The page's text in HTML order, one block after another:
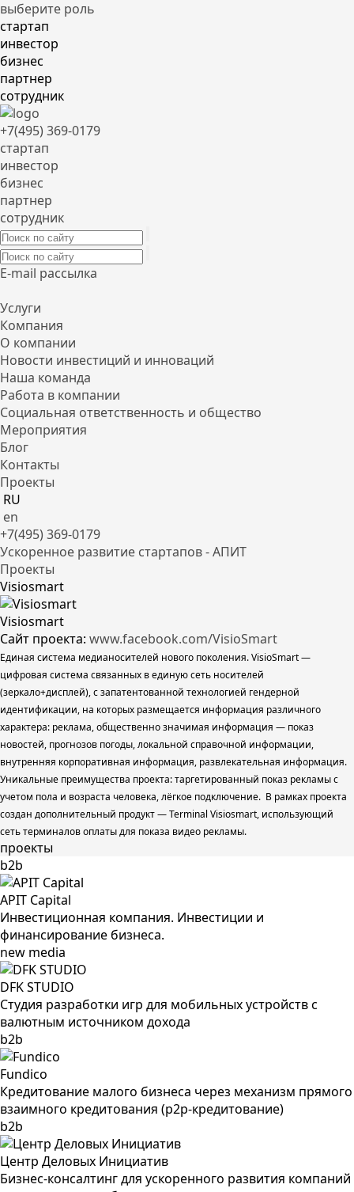
выберите роль
стартап
инвестор
бизнес
партнер
сотрудник
+7(495) 369-0179
стартап
инвестор
бизнес
партнер
сотрудник
E-mail рассылка
Услуги
Компания
О компании
Новости инвестиций и инноваций
Наша команда
Работа в компании
Социальная ответственность и общество
Мероприятия
Блог
Контакты
Проекты
RU
en
+7(495) 369-0179
Ускоренное развитие стартапов - АПИТ
Проекты
Visiosmart
Visiosmart
Сайт проекта: www.facebook.com/VisioSmart
Единая система медианосителей нового поколения. VisioSmart —
цифровая система связанных в единую сеть носителей
(зеркало+дисплей), с запатентованной технологией гендерной
идентификации, на которых размещается информация различного
характера: реклама, общественно значимая информация — показ
новостей, прогнозов погоды, локальной справочной информации,
внутренняя корпоративная информация, развлекательная информация.
Уникальные преимущества проекта: таргетированный показ рекламы с
учетом пола и возраста человека, лёгкое подключение. В рамках проекта
создан дополнительный продукт — Terminal Visiosmart, использующий
сеть терминалов оплаты для показа видео рекламы.
проекты
b2b
APIT Capital
Инвестиционная компания. Инвестиции и
финансирование бизнеса.
new media
DFK STUDIO
Студия разработки игр для мобильных устройств c
валютным источником дохода
b2b
Fundico
Кредитование малого бизнеса через механизм прямого
взаимного кредитования (р2р-кредитование)
b2b
Центр Деловых Инициатив
Бизнес-консалтинг для ускоренного развития компаний